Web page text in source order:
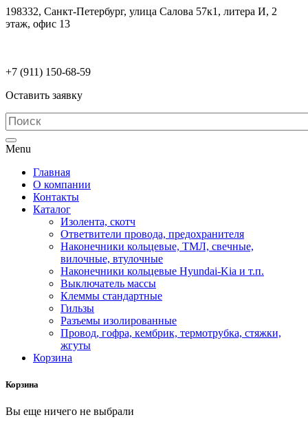
198332, Санкт-Петербург, улица Салова 57к1, литера И, 2
этаж, офис 13
+7 (911) 150-68-59
Оставить заявку
Menu
Главная
О компании
Контакты
Каталог
Изолента, скотч
Ответвители провода, предохранителя
Наконечники кольцевые, ТМЛ, свечные,
вилочные, втулочные
Наконечники кольцевые Hyundai-Kia и т.п.
Выключатель массы
Клеммы стандартные
Гильзы
Разъемы изолированные
Провод, гофра, кембрик, термотрубка, стяжки,
жгуты
Корзина
Корзина
Вы еще ничего не выбрали